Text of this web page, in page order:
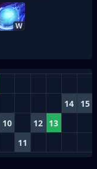
W
14 15
10 12 13
11